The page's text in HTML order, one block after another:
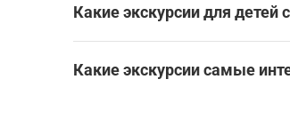
Посмотреть все
Какие экскурсии для
Посмотреть все экскурсси для
Какие экскурсии самые